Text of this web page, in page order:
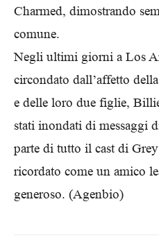
Charmed, dimostrando
comune.
Negli ultimi giorni a Los
circondato dall’affetto
e delle loro due figlie,
stati inondati di messaggi
parte di tutto il cast di
ricordato come un amico
generoso. (Agenbio)